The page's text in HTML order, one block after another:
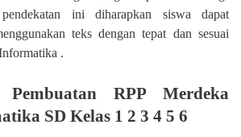
ini diharapkan siswa dapat
teks dengan tepat dan sesuai
.
RPP Merdeka
SD Kelas 1 2 3 4 5 6